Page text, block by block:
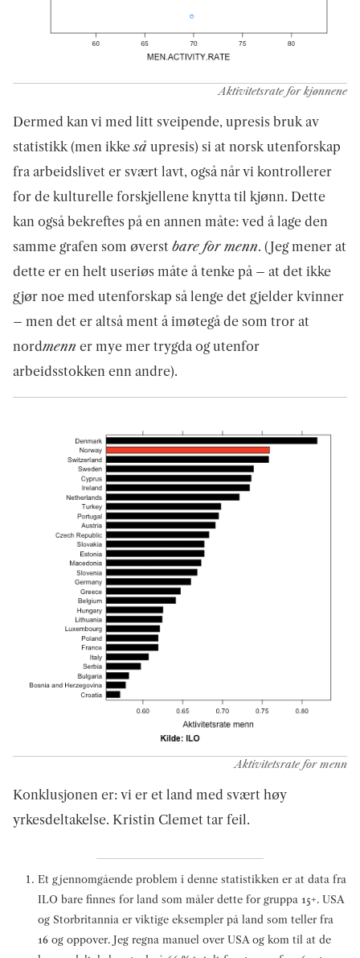
Aktivitetsrate for kjønnene
Dermed kan vi med litt sveipende, upresis bruk av
statistikk (men ikkeså upresis) si at norsk utenforskap
fra arbeidslivet er svært lavt, også når vi kontrollerer
for de kulturelle forskjellene knytta til kjønn. Dette
kan også bekreftes på en annen måte: ved å lage den
samme grafen som øverst bare for menn. (Jeg mener at
dette er en helt useriøs måte å tenke på – at det ikke
gjør noe med utenforskap så lenge det gjelder kvinner
– men det er altså ment å imøtegå de som tror at
nordmenn er mye mer trygda og utenfor
arbeidsstokken enn andre).
Aktivitetsrate for menn
Konklusjonen er: vi er et land med svært høy
yrkesdeltakelse. Kristin Clemet tar feil.
Et gjennomgående problem i denne statistikken er at data fra
ILO bare finnes for land som måler dette for gruppa 15+. USA
og Storbritannia er viktige eksempler på land som teller fra
16 og oppover. Jeg regna manuel over USA og kom til at de